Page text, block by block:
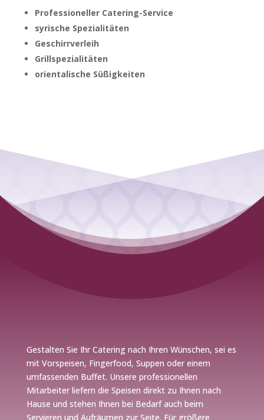
Professioneller Catering-Service
syrische Spezialitäten
Geschirrverleih
Grillspezialitäten
orientalische Süßigkeiten
Gestalten Sie Ihr Catering nach Ihren Wünschen, sei es
mit Vorspeisen, Fingerfood, Suppen oder einem
umfassenden Buffet. Unsere professionellen
Mitarbeiter liefern die Speisen direkt zu Ihnen nach
Hause und stehen Ihnen bei Bedarf auch beim
Servieren und Aufräumen zur Seite. Für größere